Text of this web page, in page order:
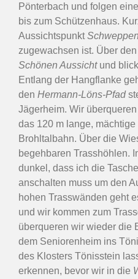
Pönterbach und folgen
bis zum Schützenhaus.
Aussichtspunkt
zugewachsen ist. Über
Schönen Aussichtund
Entlang der Hangflanke
den Hermann-Löns-Pfad
Jägerheim. Wir
das 120 m lange, mächtige
Brohltalbahn. Über die
begehbaren Trasshöhlen.
dunkel, dass ich die
anschalten muss um den
hohen Trasswänden geht
und wir kommen zum
überqueren wir wieder die
dem Seniorenheim ins
des Klosters Tönisstein
erkennen, bevor wir in die